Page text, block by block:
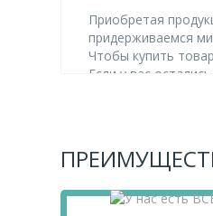
Приобретая
придерживаемся
Чтобы купить
Если у вас